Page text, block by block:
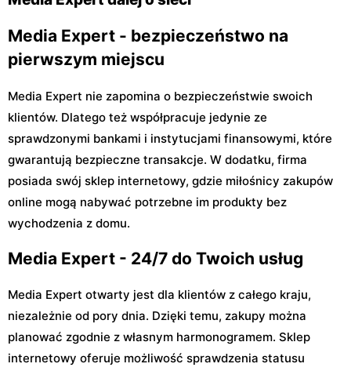
Media Expert - bezpieczeństwo na
pierwszym miejscu
Media Expert nie zapomina o bezpieczeństwie swoich
klientów. Dlatego też współpracuje jedynie ze
sprawdzonymi bankami i instytucjami finansowymi, które
gwarantują bezpieczne transakcje. W dodatku, firma
posiada swój sklep internetowy, gdzie miłośnicy zakupów
online mogą nabywać potrzebne im produkty bez
wychodzenia z domu.
Media Expert - 24/7 do Twoich usług
Media Expert otwarty jest dla klientów z całego kraju,
niezależnie od pory dnia. Dzięki temu, zakupy można
planować zgodnie z własnym harmonogramem. Sklep
internetowy oferuje możliwość sprawdzenia statusu